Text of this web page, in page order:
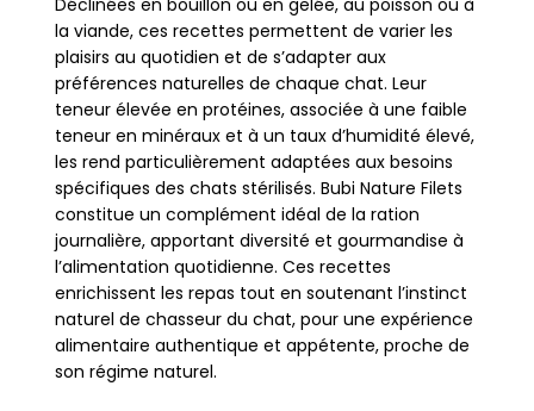
la viande, ces recettes permettent de varier les
plaisirs au quotidien et de s’adapter aux
préférences naturelles de chaque chat. Leur
teneur élevée en protéines, associée à une faible
teneur en minéraux et à un taux d’humidité élevé,
les rend particulièrement adaptées aux besoins
spécifiques des chats stérilisés. Bubi Nature Filets
constitue un complément idéal de la ration
journalière, apportant diversité et gourmandise à
l’alimentation quotidienne. Ces recettes
enrichissent les repas tout en soutenant l’instinct
naturel de chasseur du chat, pour une expérience
alimentaire authentique et appétente, proche de
son régime naturel.